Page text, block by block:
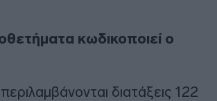
κωδικοποιεί ο
διατάξεις 122